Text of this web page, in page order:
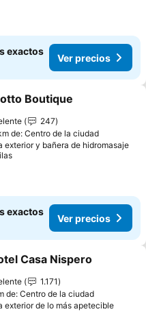
exactos
Ver precios
a favoritos
Boutique
247
de: Centro de la ciudad
exterior y bañera de hidromasaje
exactos
Ver precios
a favoritos
Casa Nispero
1.171
de: Centro de la ciudad
exterior de lo más apetecible